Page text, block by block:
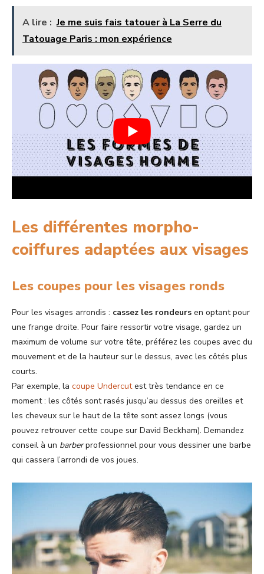
A lire : Je me suis fais tatouer à La Serre du
Tatouage Paris : mon expérience
Les différentes morpho-
coiffures adaptées aux visages
Les coupes pour les visages ronds
Pour les visages arrondis : cassez les rondeurs en optant pour
une frange droite. Pour faire ressortir votre visage, gardez un
maximum de volume sur votre tête, préférez les coupes avec du
mouvement et de la hauteur sur le dessus, avec les côtés plus
courts.
Par exemple, la coupe Undercutest très tendance en ce
moment : les côtés sont rasés jusqu’au dessus des oreilles et
les cheveux sur le haut de la tête sont assez longs (vous
pouvez retrouver cette coupe sur David Beckham). Demandez
conseil à un barberprofessionnel pour vous dessiner une barbe
qui cassera l’arrondi de vos joues.